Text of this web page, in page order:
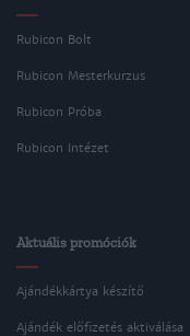
Rubicon Bolt
Rubicon Mesterkurzus
Rubicon Próba
Rubicon Intézet
Aktuális promóciók
Ajándékkártya készítő
Ajándék előfizetés aktiválása